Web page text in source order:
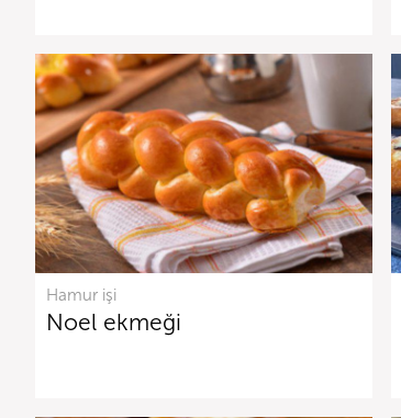
Hamur işi
Noel ekmeği